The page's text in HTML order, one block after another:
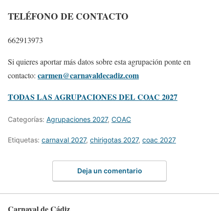
TELÉFONO DE CONTACTO
662913973
Si quieres aportar más datos sobre esta agrupación ponte en
contacto: carmen@carnavaldecadiz.com
TODAS LAS AGRUPACIONES DEL COAC 2027
Categorías: Agrupaciones 2027, COAC
Etiquetas: carnaval 2027, chirigotas 2027, coac 2027
Deja un comentario
Carnaval de Cádiz